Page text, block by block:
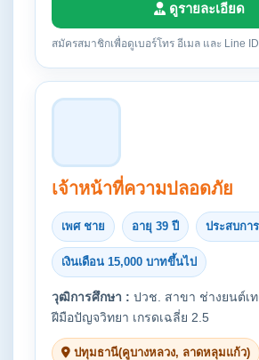
ดูรายละเอียด
สมัครสมาชิกเพื่อดูเบอร์โทร อีเมล และ Line ID
เจ้าหน้าที่ความปลอดภัย
เพศ ชาย อายุ 39 ปี ประสบกา
เงินเดือน 15,000 บาทขึ้นไป
วุฒิการศึกษา : ปวช. สาขา ช่างยนต์เ
ฝีมือปัญจวิทยา เกรดเฉลี่ย 2.5
ปทุมธานี(คูบางหลวง, ลาดหลุมแก้ว)